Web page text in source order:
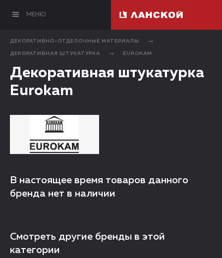
МЕНЮ
ДЕКОРАТИВНО-ОТДЕЛОЧНЫЕ МАТЕРИАЛЫ
ДЕКОРАТИВНАЯ ШТУКАТУРКА EUROKAM
Декоративная штукатурка
Eurokam
В настоящее время товаров данного
бренда нет в наличии
Смотреть другие бренды в этой
категории